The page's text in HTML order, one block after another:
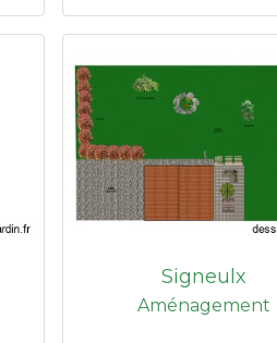
Signeulx
Aménagement